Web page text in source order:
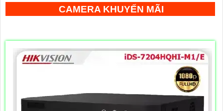
CAMERA KHUYẾN MÃI